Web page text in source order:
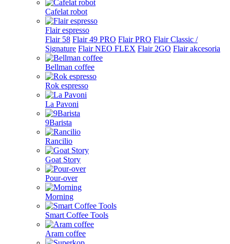
Cafelat robot
Flair espresso
Flair 58 Flair 49 PRO Flair PRO Flair Classic /
Signature Flair NEO FLEX Flair 2GO Flair akcesoria
Bellman coffee
Rok espresso
La Pavoni
9Barista
Rancilio
Goat Story
Pour-over
Morning
Smart Coffee Tools
Aram coffee